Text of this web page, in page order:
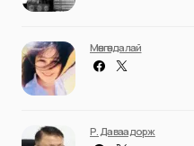
Мөнгөндалай
Р. Даваадорж